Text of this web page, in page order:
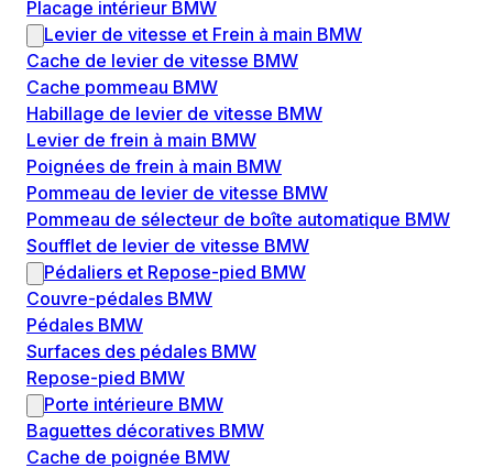
Placage intérieur BMW
Levier de vitesse et Frein à main BMW
Cache de levier de vitesse BMW
Cache pommeau BMW
Habillage de levier de vitesse BMW
Levier de frein à main BMW
Poignées de frein à main BMW
Pommeau de levier de vitesse BMW
Pommeau de sélecteur de boîte automatique BMW
Soufflet de levier de vitesse BMW
Pédaliers et Repose-pied BMW
Couvre-pédales BMW
Pédales BMW
Surfaces des pédales BMW
Repose-pied BMW
Porte intérieure BMW
Baguettes décoratives BMW
Cache de poignée BMW